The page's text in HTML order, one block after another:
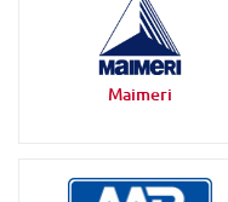
Maimeri